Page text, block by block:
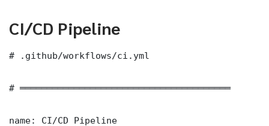
CI/CD Pipeline
# .github/workflows/ci.yml
# ═══════════════════════════════════════
name: CI/CD Pipeline